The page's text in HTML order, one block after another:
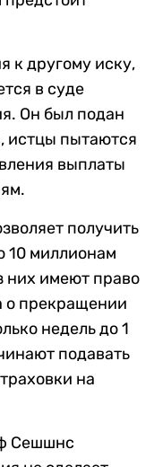
к другому иску,
в суде
Он был подан
истцы пытаются
выплаты
получить
10 миллионам
них имеют право
о прекращении
недель до 1
подавать
на
Сешшнс